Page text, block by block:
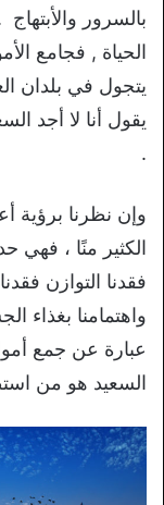
بالسرور
الحياة , فجامع
يتجول في بلدان
يقول أنا لا أجد
.
وإن نظرنا برؤية
الكثير منًا ، فهي
فقدنا التوازن
واهتمامنا بغذاء
عبارة عن جمع
السعيد هو من